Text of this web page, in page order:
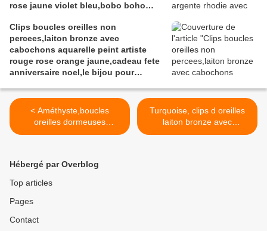
rose jaune violet bleu,bobo boho
anniversaire noel
Clips boucles oreilles non
percees,laiton bronze avec
cabochons aquarelle peint artiste
rouge rose orange jaune,cadeau fete
anniversaire noel,le bijou pour
< Améthyste,boucles
oreilles dormeuses
pendantes laiton
quartz pierre fine,violet
bronze,cadeau fete noel
gothique,fait mains en
Turquoise, clips d oreilles
laiton bronze avec
cabochons ronds
Hébergé par Overblog
Top articles
Pages
Contact